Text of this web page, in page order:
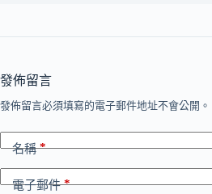
發佈留言
發佈留言必須填寫的電子郵件地址不會公開。
名稱*
電子郵件*